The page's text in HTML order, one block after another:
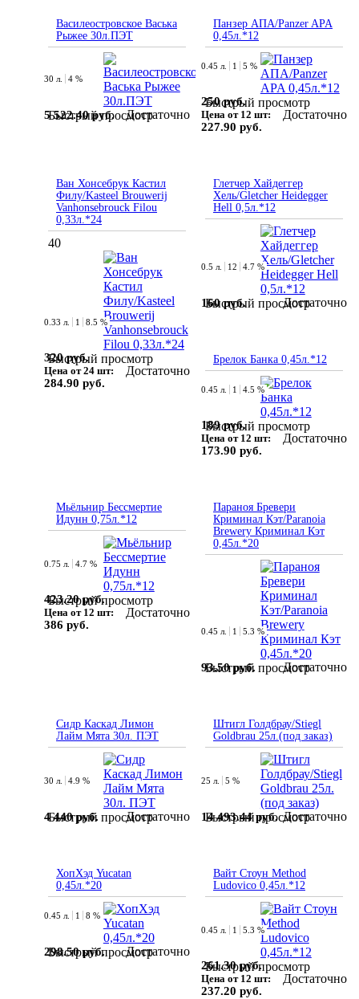
Василеостровское Васька
Рыжее 30л.ПЭТ
Быстрый просмотр
30 л. 4 %
5 522.40 руб. Достаточно
Панзер АПА/Panzer APA
0,45л.*12
Быстрый просмотр
0.45 л. 1 5 %
250 руб.
Цена от 12 шт:
227.90 руб.
Достаточно
Ван Хонсебрук Кастил
Филу/Kasteel Brouwerij
Vanhonsebrouck Filou
0,33л.*24
40
Быстрый просмотр
0.33 л. 1 8.5 %
320 руб.
Цена от 24 шт:
284.90 руб.
Достаточно
Глетчер Хайдеггер
Хель/Gletcher Heidegger
Hell 0,5л.*12
Быстрый просмотр
0.5 л. 12 4.7 %
160 руб. Достаточно
Брелок Банка 0,45л.*12
Быстрый просмотр
0.45 л. 1 4.5 %
189 руб.
Цена от 12 шт:
173.90 руб.
Достаточно
Мьёльнир Бессмертие
Идунн 0,75л.*12
Быстрый просмотр
0.75 л. 4.7 %
423.20 руб.
Цена от 12 шт:
386 руб.
Достаточно
Параноя Бревери
Криминал Кэт/Paranoia
Brewery Криминал Кэт
0,45л.*20
Быстрый просмотр
0.45 л. 1 5.3 %
93.50 руб. Достаточно
Сидр Каскад Лимон
Лайм Мята 30л. ПЭТ
Быстрый просмотр
30 л. 4.9 %
4 440 руб. Достаточно
Штигл Голдбрау/Stiegl
Goldbrau 25л.(под заказ)
Быстрый просмотр
25 л. 5 %
14 493.44 руб. Достаточно
ХопХэд Yucatan
0,45л.*20
Быстрый просмотр
0.45 л. 1 8 %
298.50 руб. Достаточно
Вайт Стоун Method
Ludovico 0,45л.*12
Быстрый просмотр
0.45 л. 1 5.3 %
261.30 руб.
Цена от 12 шт:
237.20 руб.
Достаточно